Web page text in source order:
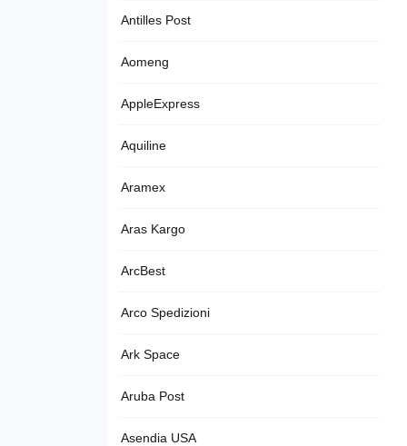
Antilles Post
Aomeng
AppleExpress
Aquiline
Aramex
Aras Kargo
ArcBest
Arco Spedizioni
Ark Space
Aruba Post
Asendia USA